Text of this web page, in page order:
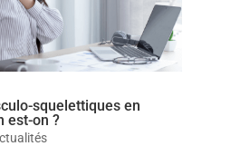
squelettiques en
est-on ?